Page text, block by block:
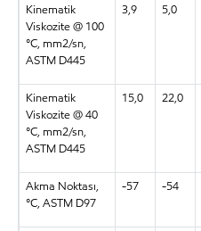
Kinematik
Viskozite @ 100
°C, mm2/sn,
ASTM D445
3,9 5,0
Kinematik
Viskozite @ 40
°C, mm2/sn,
ASTM D445
15,0 22,0
Akma Noktası,
°C, ASTM D97
-57 -54